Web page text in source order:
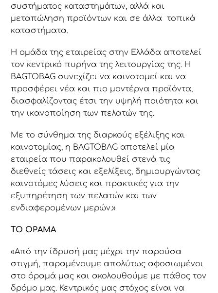
συστήματος καταστημάτων, αλλά και
μεταπώληση προϊόντων και σε άλλα τοπικά
καταστήματα.
Η ομάδα της εταιρείας στην Ελλάδα αποτελεί
τον κεντρικό πυρήνα της λειτουργίας της. Η
BAGTOBAG συνεχίζει να καινοτομεί και να
προσφέρει νέα και πιο μοντέρνα προϊόντα,
διασφαλίζοντας έτσι την υψηλή ποιότητα και
την ικανοποίηση των πελατών της.
Με το σύνθημα της διαρκούς εξέλιξης και
καινοτομίας, η BAGTOBAG αποτελεί μία
εταιρεία που παρακολουθεί στενά τις
διεθνείς τάσεις και εξελίξεις, δημιουργώντας
καινοτόμες λύσεις και πρακτικές για την
εξυπηρέτηση των πελατών και των
ενδιαφερομένων μερών.»
ΤΟ ΟΡΑΜΑ
«Από την ίδρυσή μας μέχρι την παρούσα
στιγμή, παραμένουμε απολύτως αφοσιωμένοι
στο όραμά μας και ακολουθούμε με πάθος τον
δρόμο μας. Κεντρικός μας στόχος είναι να